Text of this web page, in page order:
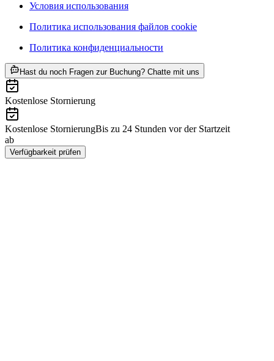
Условия использования
Политика использования файлов cookie
Политика конфиденциальности
Hast du noch Fragen zur Buchung? Chatte mit uns
Kostenlose Stornierung
Kostenlose StornierungBis zu 24 Stunden vor der Startzeit
ab
Verfügbarkeit prüfen